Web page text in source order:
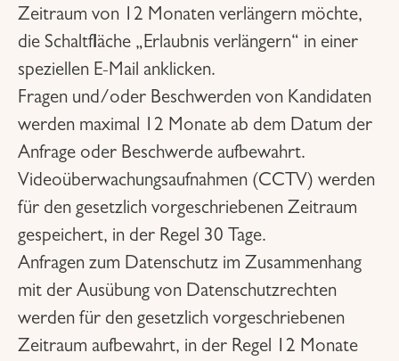
Zeitraum von 12 Monaten verlängern möchte,
die Schaltfläche „Erlaubnis verlängern“ in einer
speziellen E-Mail anklicken.
Fragen und/oder Beschwerden von Kandidaten
werden maximal 12 Monate ab dem Datum der
Anfrage oder Beschwerde aufbewahrt.
Videoüberwachungsaufnahmen (CCTV) werden
für den gesetzlich vorgeschriebenen Zeitraum
gespeichert, in der Regel 30 Tage.
Anfragen zum Datenschutz im Zusammenhang
mit der Ausübung von Datenschutzrechten
werden für den gesetzlich vorgeschriebenen
Zeitraum aufbewahrt, in der Regel 12 Monate